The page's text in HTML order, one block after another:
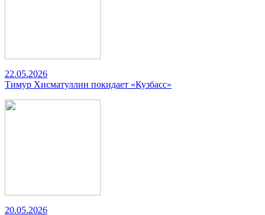
22.05.2026
Тимур Хисматуллин покидает «Кузбасс»
20.05.2026